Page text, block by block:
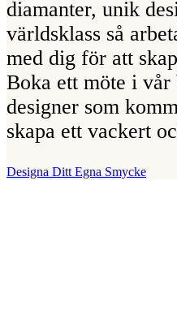
diamanter, unik
världsklass så
med dig för att
Boka ett möte i
designer som
skapa ett vackert
Designa Ditt Egna Smycke